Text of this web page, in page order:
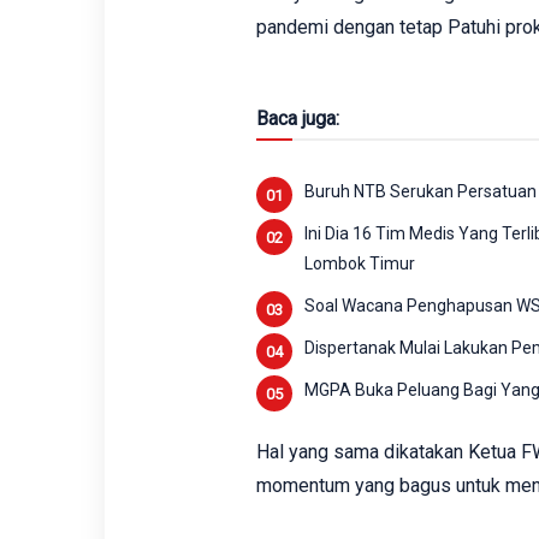
pandemi dengan tetap Patuhi
Baca juga:
Buruh NTB Serukan
Ini Dia 16 Tim Medis Yang
Lombok Timur
Soal Wacana Penghapusan
Dispertanak Mulai Lakukan
MGPA Buka Peluang Bagi
Hal yang sama dikatakan Ketua
momentum yang bagus untuk